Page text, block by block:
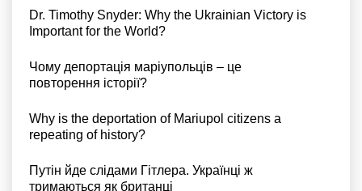
Dr. Timothy Snyder: Why the Ukrainian Victory is
Important for the World?
Чому депортація маріупольців – це
повторення історії?
Why is the deportation of Mariupol citizens a
repeating of history?
Путін йде слідами Гітлера. Українці ж
тримаються як британці